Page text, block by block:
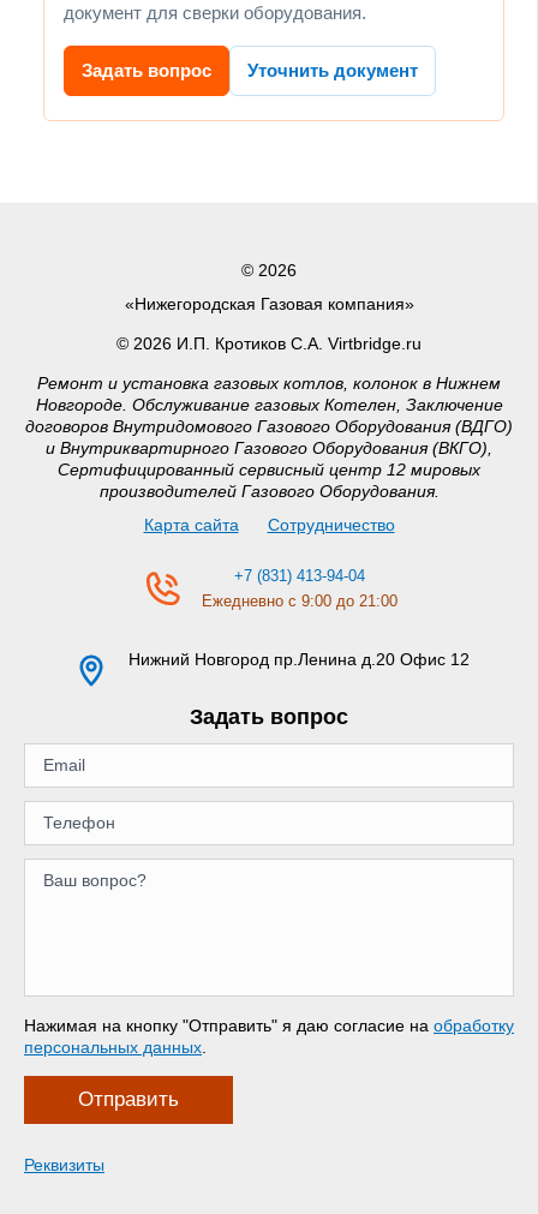
документ для сверки оборудования.
Задать вопрос Уточнить документ
© 2026
«Нижегородская Газовая компания»
© 2026 И.П. Кротиков С.А. Virtbridge.ru
Ремонт и установка газовых котлов, колонок в Нижнем
Новгороде. Обслуживание газовых Котелен, Заключение
договоров Внутридомового Газового Оборудования (ВДГО)
и Внутриквартирного Газового Оборудования (ВКГО),
Сертифицированный сервисный центр 12 мировых
производителей Газового Оборудования.
Карта сайта
Сотрудничество
+7 (831) 413-94-04
Ежедневно с 9:00 до 21:00
Нижний Новгород пр.Ленина д.20 Офис 12
Задать вопрос
Нажимая на кнопку "Отправить" я даю согласие на обработку
персональных данных
Отправить
Реквизиты